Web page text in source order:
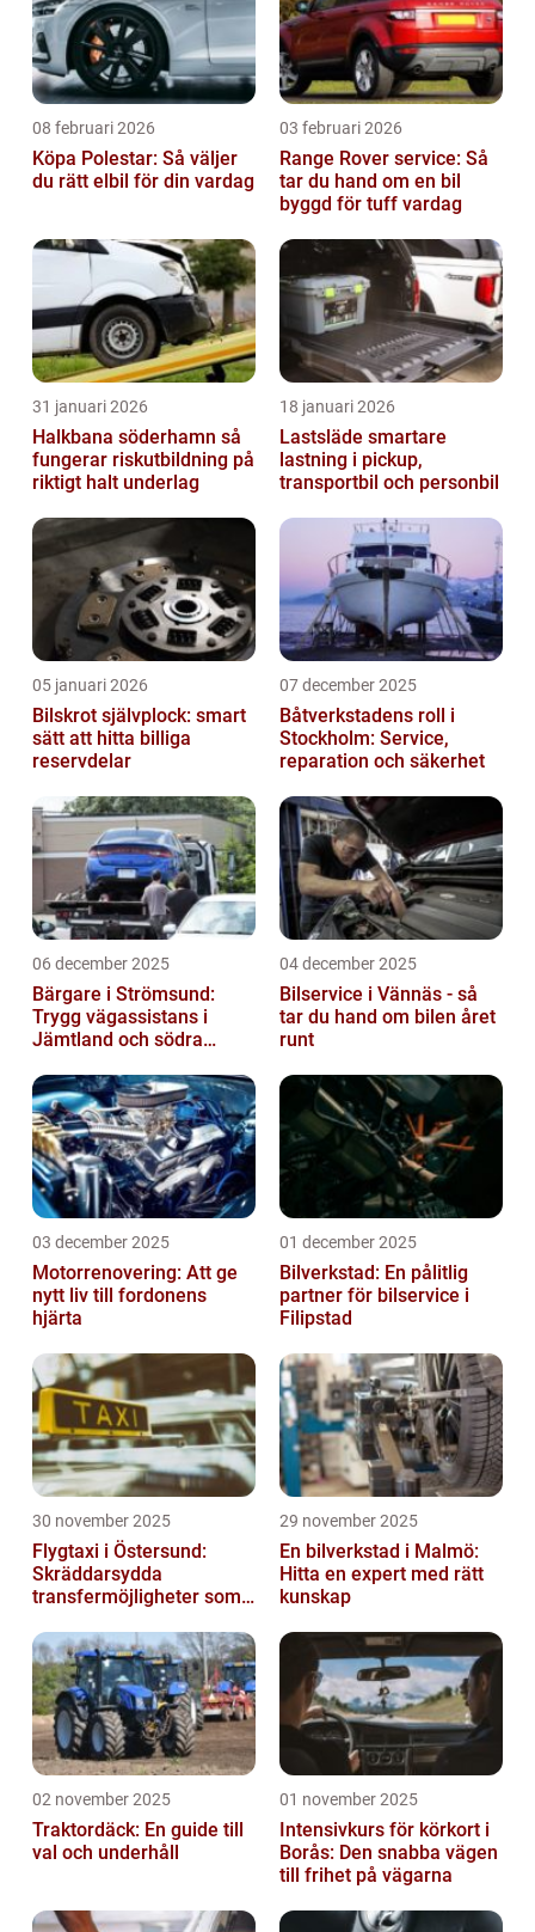
08 februari 2026
Köpa Polestar: Så väljer
du rätt elbil för din vardag
03 februari 2026
Range Rover service: Så
tar du hand om en bil
byggd för tuff vardag
31 januari 2026
Halkbana söderhamn så
fungerar riskutbildning på
riktigt halt underlag
18 januari 2026
Lastsläde smartare
lastning i pickup,
transportbil och personbil
05 januari 2026
Bilskrot självplock: smart
sätt att hitta billiga
reservdelar
07 december 2025
Båtverkstadens roll i
Stockholm: Service,
reparation och säkerhet
06 december 2025
Bärgare i Strömsund:
Trygg vägassistans i
Jämtland och södra
04 december 2025
Bilservice i Vännäs - så
tar du hand om bilen året
runt
03 december 2025
Motorrenovering: Att ge
nytt liv till fordonens
hjärta
01 december 2025
Bilverkstad: En pålitlig
partner för bilservice i
Filipstad
30 november 2025
Flygtaxi i Östersund:
Skräddarsydda
transfermöjligheter som
29 november 2025
En bilverkstad i Malmö:
Hitta en expert med rätt
kunskap
02 november 2025
Traktordäck: En guide till
val och underhåll
01 november 2025
Intensivkurs för körkort i
Borås: Den snabba vägen
till frihet på vägarna